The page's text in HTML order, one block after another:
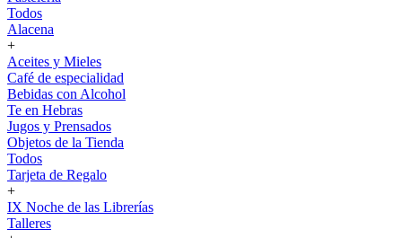
Todos
Alacena
+
Aceites y Mieles
Café de especialidad
Bebidas con Alcohol
Te en Hebras
Jugos y Prensados
Objetos de la Tienda
Todos
Tarjeta de Regalo
+
IX Noche de las Librerías
Talleres